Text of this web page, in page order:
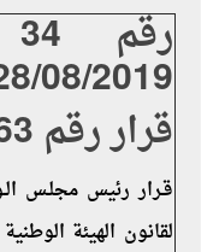
08/2019
قرار رقم 1963 لسنة 2019
لقانون الهيئة